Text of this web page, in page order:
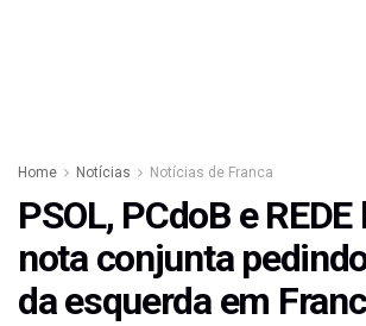
Home Notícias Notícias de Franca
PSOL, PCdoB e
nota conjunta
da esquerda em